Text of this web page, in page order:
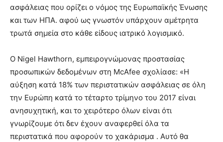
ασφάλειας που ορίζει ο νόμος της Ευρωπαϊκής Ένωσης
και των ΗΠΑ. αφού ως γνωστόν υπάρχουν αμέτρητα
τρωτά σημεία στο κάθε είδους ιατρικό λογισμικό.
Ο Nigel Hawthorn, εμπειρογνώμονας προστασίας
προσωπικών δεδομένων στη McAfee σχολίασε: «Η
αύξηση κατά 18% των περιστατικών ασφάλειας σε όλη
την Ευρώπη κατά το τέταρτο τρίμηνο του 2017 είναι
ανησυχητική, και το χειρότερο όλων είναι ότι
γνωρίζουμε ότι δεν έχουν αναφερθεί όλα τα
περιστατικά που αφορούν το χακάρισμα . Αυτό θα